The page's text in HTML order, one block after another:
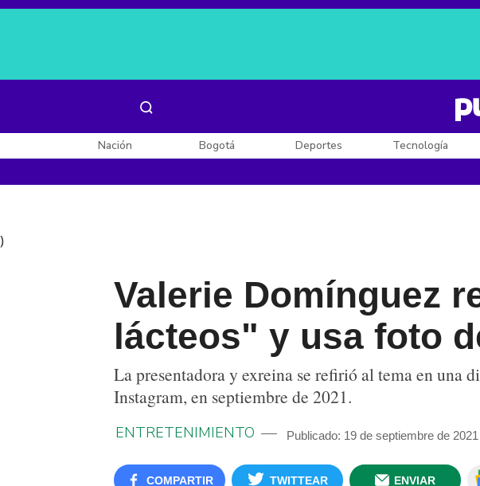
Posesión de De la
Nación Bogotá Deportes Tecnología
)
Valerie Domínguez
lácteos" y usa foto
La presentadora y exreina se refirió al tema en una
Instagram, en septiembre de 2021.
ENTRETENIMIENTO Publicado: 19 de septiembre de
COMPARTIR TWITTEAR ENVIAR